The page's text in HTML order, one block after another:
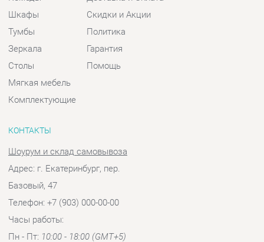
Комплектующие
КОНТАКТЫ
Шоурум и склад самовывоза
Адрес: г. Екатеринбург, пер.
Часы работы:
Отправить сообщение